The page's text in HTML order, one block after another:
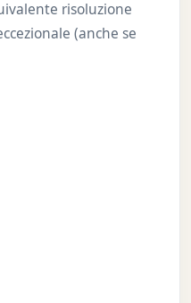
risoluzione
(anche se